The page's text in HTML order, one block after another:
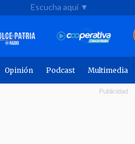
Escucha aquí ▼
Opinión Podcast Multimedia